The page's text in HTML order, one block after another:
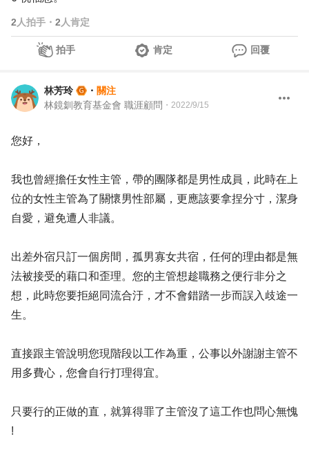
2 人拍手 ・ 2 人肯定
拍手 肯定 回覆
林芳玲 ・ 關注
林鏡釧教育基金會 職涯顧問 ・ 2022/9/15
您好，
我也曾經擔任女性主管，帶的團隊都是男性成員，此時在上
位的女性主管為了關懷男性部屬，更應該要拿捏分寸，潔身
自愛，避免遭人非議。
出差外宿只訂一個房間，孤男寡女共宿，任何的理由都是無
法被接受的藉口和歪理。您的主管想趁職務之便行非分之
想，此時您要拒絕同流合汙，才不會錯踏一步而誤入歧途一
生。
直接跟主管說明您現階段以工作為重，公事以外謝謝主管不
用多費心，您會自行打理得宜。
只要行的正做的直，就算得罪了主管沒了這工作也問心無愧
!